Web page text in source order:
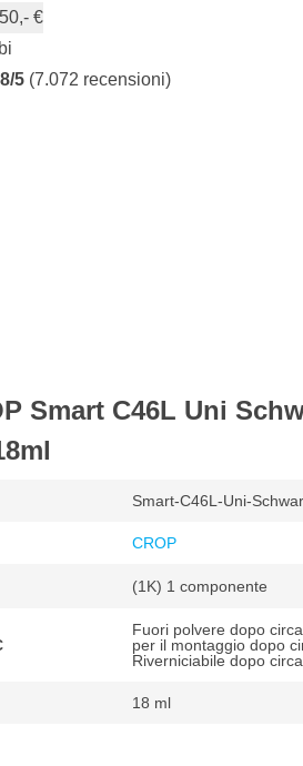
€
5 (7.072 recensioni)
Smart C46L Uni
Smart-C46L-Uni-
CROP
(1K) 1 componente
Fuori polvere dopo
per il montaggio dopo
Riverniciabile dopo
18 ml